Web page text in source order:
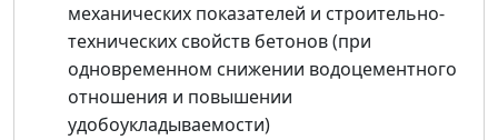
механических показателей и строительно-
технических свойств бетонов (при
одновременном снижении водоцементного
отношения и повышении
удобоукладываемости)